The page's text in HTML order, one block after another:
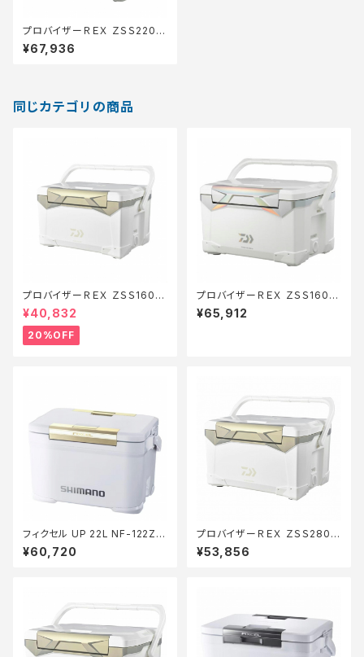
プロバイザーＲＥＸ ＺＳＳ2200
ＥＸ ホロシルバー
¥67,936
同じカテゴリの商品
プロバイザーＲＥＸ ＺＳＳ1600
ゴールド【特価装備】【20】
¥40,832
20%OFF
プロバイザーＲＥＸ ＺＳＳ1600
ＥＸ ホロシルバー
¥65,912
フィクセル UP 22L NF-122Z P
ホワイト
¥60,720
プロバイザーＲＥＸ ＺＳＳ2800
ゴールド
¥53,856